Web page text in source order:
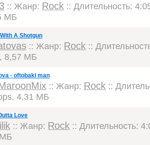
:: Жанр: Rock :: Длительность:
МБ
A Shotgun
:: Жанр: Rock ::
8,57 МБ
- oftobaki man
:: Жанр: Rock ::
4,31 МБ
Love
:: Жанр: Rock :: Длительность: